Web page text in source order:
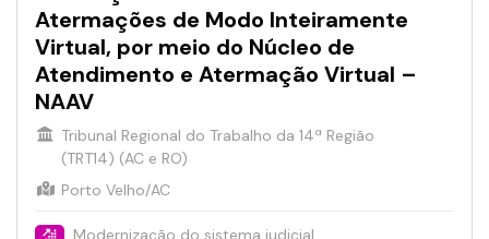
Atermações de Modo Inteiramente
Virtual, por meio do Núcleo de
Atendimento e Atermação Virtual –
NAAV
Tribunal Regional do Trabalho da 14ª Região
(TRT14) (AC e RO)
Porto Velho/AC
Modernização do sistema judicial